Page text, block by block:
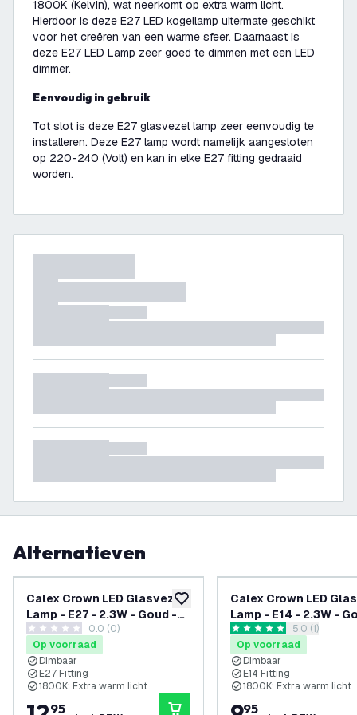
1800K (Kelvin), wat neerkomt op extra warm licht.
Hierdoor is deze E27 LED kogellamp uitermate geschikt
voor het creëren van een warme sfeer. Daarnaast is
deze E27 LED Lamp zeer goed te dimmen met een LED
dimmer.
Eenvoudig in gebruik
Tot slot is deze E27 glasvezel lamp zeer eenvoudig te
installeren. Deze E27 lamp wordt namelijk aangesloten
op 220-240 (Volt) en kan in elke E27 fitting gedraaid
worden.
Alternatieven
toevoegen aan verlanglijst
Calex Crown LED Glasvezel
Lamp - E27 - 2.3W - Goud -
Dimbaar
0 score sterren0.0 (0)
Op voorraad
Dimbaar
E27 Fitting
1800K: Extra warm licht
95
Calex Crown LED
Lamp - E14 - 2.3W -
Dimbaarreviews
5 score sterren5.0 (1)
Op voorraad
Dimbaar
E14 Fitting
1800K: Extra warm licht
95